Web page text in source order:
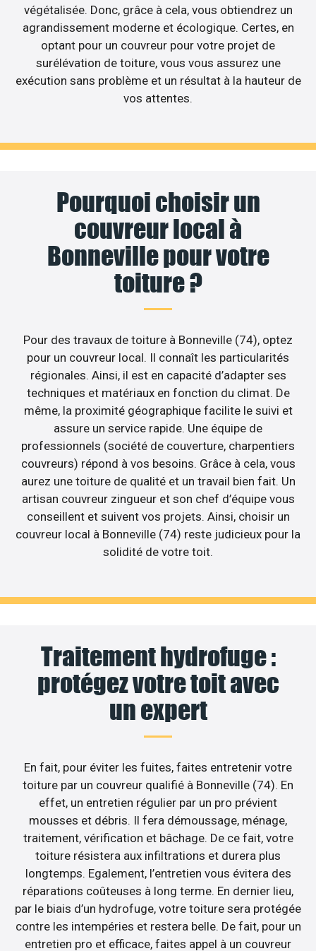
végétalisée. Donc, grâce à cela, vous obtiendrez un
agrandissement moderne et écologique. Certes, en
optant pour un couvreur pour votre projet de
surélévation de toiture, vous vous assurez une
exécution sans problème et un résultat à la hauteur de
vos attentes.
Pourquoi choisir un
couvreur local à
Bonneville pour votre
toiture ?
Pour des travaux de toiture à Bonneville (74), optez
pour un couvreur local. Il connaît les particularités
régionales. Ainsi, il est en capacité d’adapter ses
techniques et matériaux en fonction du climat. De
même, la proximité géographique facilite le suivi et
assure un service rapide. Une équipe de
professionnels (société de couverture, charpentiers
couvreurs) répond à vos besoins. Grâce à cela, vous
aurez une toiture de qualité et un travail bien fait. Un
artisan couvreur zingueur et son chef d’équipe vous
conseillent et suivent vos projets. Ainsi, choisir un
couvreur local à Bonneville (74) reste judicieux pour la
solidité de votre toit.
Traitement hydrofuge :
protégez votre toit avec
un expert
En fait, pour éviter les fuites, faites entretenir votre
toiture par un couvreur qualifié à Bonneville (74). En
effet, un entretien régulier par un pro prévient
mousses et débris. Il fera démoussage, ménage,
traitement, vérification et bâchage. De ce fait, votre
toiture résistera aux infiltrations et durera plus
longtemps. Egalement, l’entretien vous évitera des
réparations coûteuses à long terme. En dernier lieu,
par le biais d’un hydrofuge, votre toiture sera protégée
contre les intempéries et restera belle. De fait, pour un
entretien pro et efficace, faites appel à un couvreur